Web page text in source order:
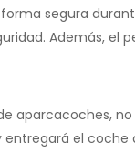
segura
Además, el
aparcacoches,
entregará el